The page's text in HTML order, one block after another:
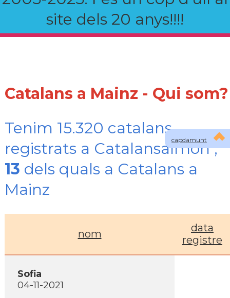
site dels 20 anys!!!!
capdamunt
Catalans a Mainz - Qui som?
Tenim 15.320 catalans
registrats a Catalansalmon ,
13 dels quals a Catalans a
Mainz
nom
data
registre
Sofia
04-11-2021